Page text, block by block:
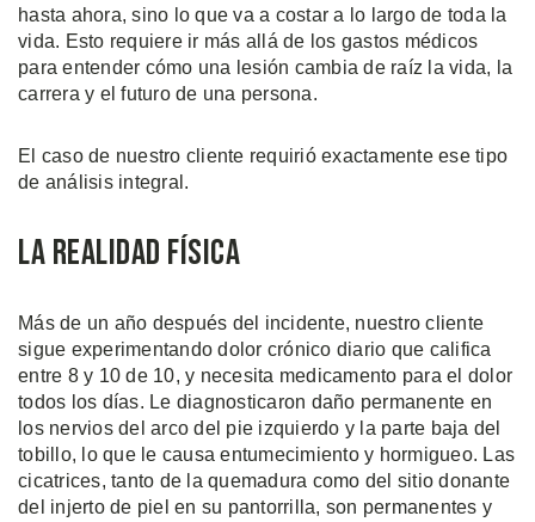
hasta ahora, sino lo que va a costar a lo largo de toda la
vida. Esto requiere ir más allá de los gastos médicos
para entender cómo una lesión cambia de raíz la vida, la
carrera y el futuro de una persona.
El caso de nuestro cliente requirió exactamente ese tipo
de análisis integral.
La Realidad Física
Más de un año después del incidente, nuestro cliente
sigue experimentando dolor crónico diario que califica
entre 8 y 10 de 10, y necesita medicamento para el dolor
todos los días. Le diagnosticaron daño permanente en
los nervios del arco del pie izquierdo y la parte baja del
tobillo, lo que le causa entumecimiento y hormigueo. Las
cicatrices, tanto de la quemadura como del sitio donante
del injerto de piel en su pantorrilla, son permanentes y